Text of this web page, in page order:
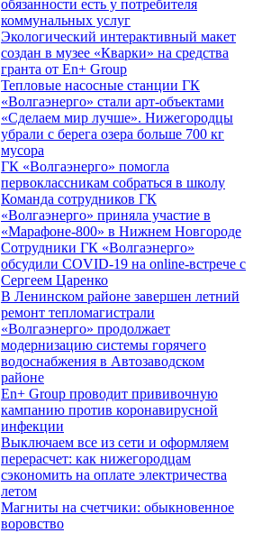
обязанности есть у потребителя
коммунальных услуг
Экологический интерактивный макет
создан в музее «Кварки» на средства
гранта от En+ Group
Тепловые насосные станции ГК
«Волгаэнерго» стали арт-объектами
«Сделаем мир лучше». Нижегородцы
убрали с берега озера больше 700 кг
мусора
ГК «Волгаэнерго» помогла
первоклассникам собраться в школу
Команда сотрудников ГК
«Волгаэнерго» приняла участие в
«Марафоне-800» в Нижнем Новгороде
Сотрудники ГК «Волгаэнерго»
обсудили COVID-19 на online-встрече с
Сергеем Царенко
В Ленинском районе завершен летний
ремонт тепломагистрали
«Волгаэнерго» продолжает
модернизацию системы горячего
водоснабжения в Автозаводском
районе
En+ Group проводит прививочную
кампанию против коронавирусной
инфекции
Выключаем все из сети и оформляем
перерасчет: как нижегородцам
сэкономить на оплате электричества
летом
Магниты на счетчики: обыкновенное
воровство